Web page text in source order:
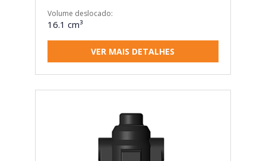
Volume deslocado:
16.1 cm³
VER MAIS DETALHES